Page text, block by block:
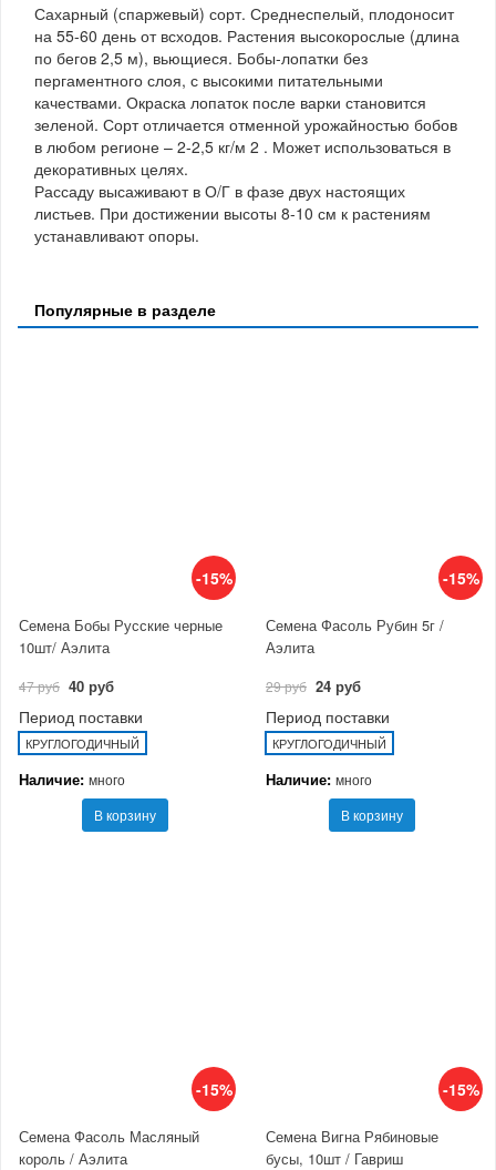
Сахарный (спаржевый) сорт. Среднеспелый, плодоносит
на 55-60 день от всходов. Растения высокорослые (длина
по бегов 2,5 м), вьющиеся. Бобы-лопатки без
пергаментного слоя, с высокими питательными
качествами. Окраска лопаток после варки становится
зеленой. Сорт отличается отменной урожайностью бобов
в любом регионе – 2-2,5 кг/м 2 . Может использоваться в
декоративных целях.
Рассаду высаживают в О/Г в фазе двух настоящих
листьев. При достижении высоты 8-10 см к растениям
устанавливают опоры.
Популярные в разделе
-15%
Семена Бобы Русские черные
10шт/ Аэлита
47 руб 40 руб
Период поставки
КРУГЛОГОДИЧНЫЙ
Наличие: много
В корзину
-15%
Семена Фасоль Рубин 5г /
Аэлита
29 руб 24 руб
Период поставки
КРУГЛОГОДИЧНЫЙ
Наличие: много
В корзину
-15%
Семена Фасоль Масляный
король / Аэлита
-15%
Семена Вигна Рябиновые
бусы, 10шт / Гавриш